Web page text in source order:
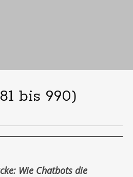
bis 990)
Wie Chatbots die